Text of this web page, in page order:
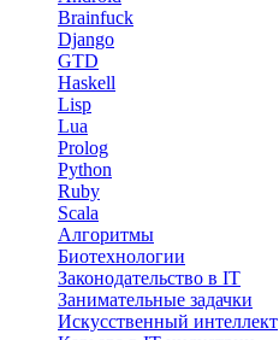
Brainfuck
Django
GTD
Haskell
Lisp
Lua
Prolog
Python
Ruby
Scala
Алгоритмы
Биотехнологии
Законодательство в IT
Занимательные задачки
Искусственный интеллект